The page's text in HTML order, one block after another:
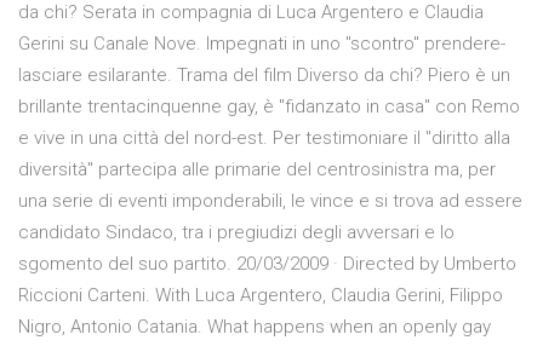
da chi? Serata in compagnia di Luca Argentero e Claudia
Gerini su Canale Nove. Impegnati in uno "scontro" prendere-
lasciare esilarante. Trama del film Diverso da chi? Piero è un
brillante trentacinquenne gay, è "fidanzato in casa" con Remo
e vive in una città del nord-est. Per testimoniare il "diritto alla
diversità" partecipa alle primarie del centrosinistra ma, per
una serie di eventi imponderabili, le vince e si trova ad essere
candidato Sindaco, tra i pregiudizi degli avversari e lo
sgomento del suo partito. 20/03/2009 · Directed by Umberto
Riccioni Carteni. With Luca Argentero, Claudia Gerini, Filippo
Nigro, Antonio Catania. What happens when an openly gay